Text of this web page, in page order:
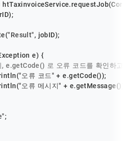
"Result", jobID);
e) {
e.getCode() 로 오류 코드를 확인하고
"오류 코드" + e.getCode());
"오류 메시지" + e.getMessage());
;